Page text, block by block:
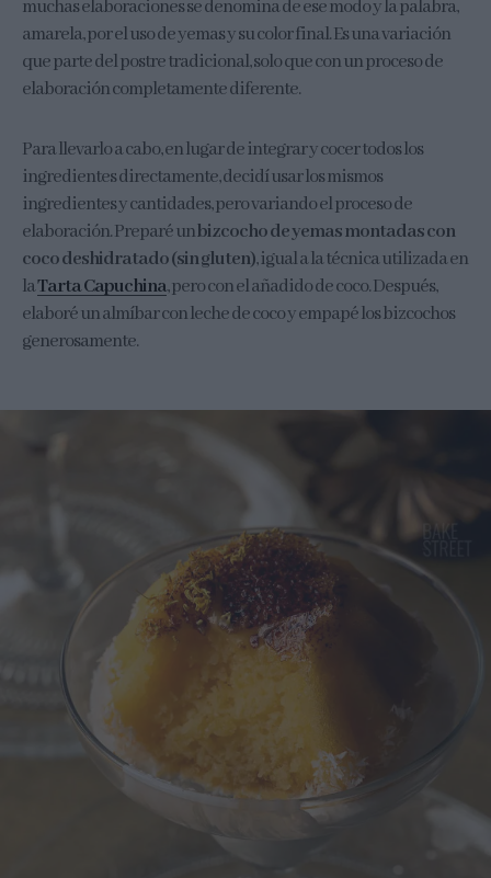
muchas elaboraciones se denomina de ese modo y la palabra,
amarela, por el uso de yemas y su color final. Es una variación
que parte del postre tradicional, solo que con un proceso de
elaboración completamente diferente.
Para llevarlo a cabo, en lugar de integrar y cocer todos los
ingredientes directamente, decidí usar los mismos
ingredientes y cantidades, pero variando el proceso de
elaboración. Preparé unbizcocho de yemas montadas con
coco deshidratado (sin gluten), igual a la técnica utilizada en
laTarta Capuchina, pero con el añadido de coco. Después,
elaboré un almíbar con leche de coco y empapé los bizcochos
generosamente.